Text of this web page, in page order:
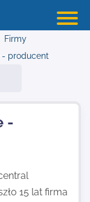
Firmy
producent
-
15 lat firma